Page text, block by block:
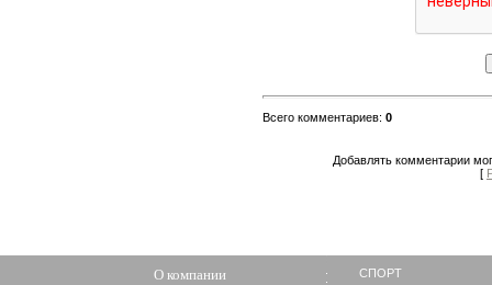
Всего комментариев: 0
Добавлять комментарии
[
О компании
СПОРТ